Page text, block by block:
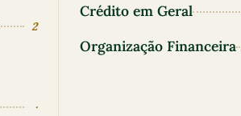
2
·
Crédito em Geral
Organização Financeira